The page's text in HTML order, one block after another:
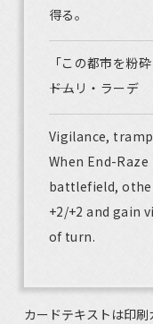
得る。
「この都市を粉砕
――ドムリ・ラーデ
Vigilance,
When End-
battlefield,
+2/+2 and gain
of turn.
カードテキストは印刷